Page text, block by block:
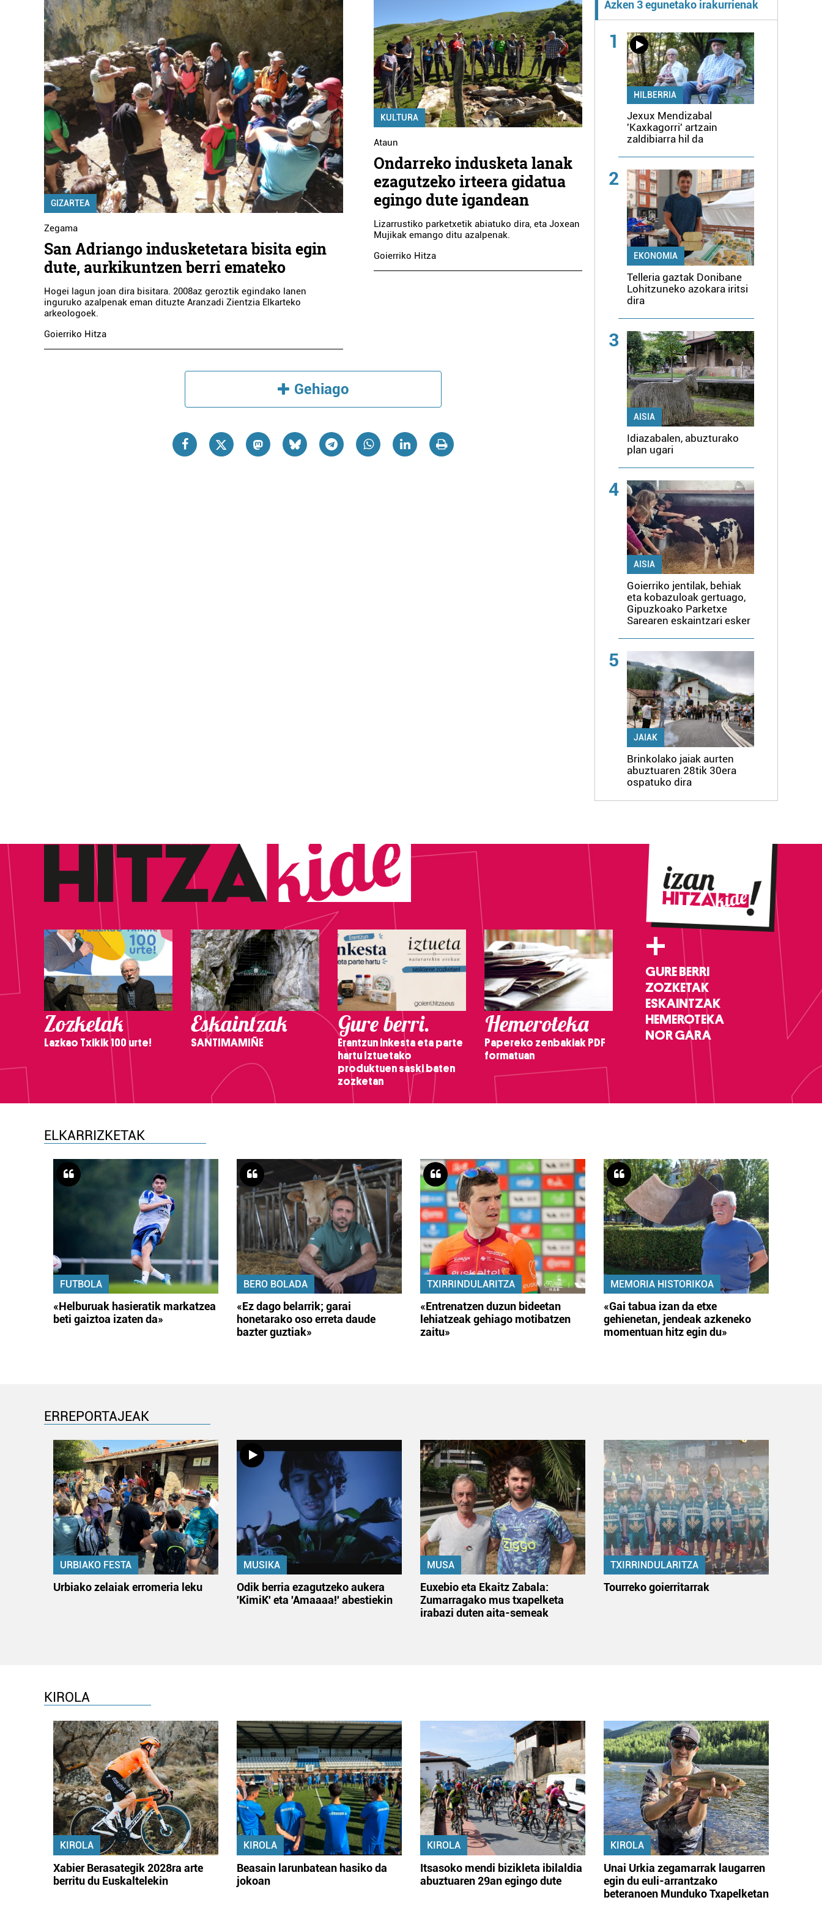
GIZARTEA
Zegama
San Adriango indusketetara bisita egin
dute, aurkikuntzen berri emateko
Hogei lagun joan dira bisitara. 2008az geroztik egindako lanen
inguruko azalpenak eman dituzte Aranzadi Zientzia Elkarteko
arkeologoek.
Goierriko Hitza
KULTURA
Ataun
Ondarreko indusketa lanak
ezagutzeko irteera gidatua
egingo dute igandean
Lizarrustiko parketxetik abiatuko dira, eta Joxean
Mujikak emango ditu azalpenak.
Goierriko Hitza
Gehiago
Azken 3 egunetako irakurrienak
1
HILBERRIA
Jexux Mendizabal
'Kaxkagorri' artzain
zaldibiarra hil da
2
EKONOMIA
Telleria gaztak Donibane
Lohitzuneko azokara iritsi
dira
3
AISIA
Idiazabalen, abuzturako
plan ugari
4
AISIA
Goierriko jentilak, behiak
eta kobazuloak gertuago,
Gipuzkoako Parketxe
Sarearen eskaintzari esker
5
JAIAK
Brinkolako jaiak aurten
abuztuaren 28tik 30era
ospatuko dira
Zozketak
Lazkao Txikik 100 urte!
Eskaintzak
SANTIMAMIÑE
Gure berri.
Erantzun inkesta eta parte
hartu Iztuetako
produktuen saski baten
zozketan
Hemeroteka
Papereko zenbakiak PDF
formatuan
+
GURE BERRI
ZOZKETAK
ESKAINTZAK
HEMEROTEKA
NOR GARA
ELKARRIZKETAK
FUTBOLA
«Helburuak hasieratik markatzea
beti gaiztoa izaten da»
BERO BOLADA
«Ez dago belarrik; garai
honetarako oso erreta daude
bazter guztiak»
TXIRRINDULARITZA
«Entrenatzen duzun bideetan
lehiatzeak gehiago motibatzen
zaitu»
MEMORIA HISTORIKOA
«Gai tabua izan da etxe
gehienetan, jendeak azkeneko
momentuan hitz egin du»
ERREPORTAJEAK
URBIAKO FESTA
Urbiako zelaiak erromeria leku
MUSIKA
Odik berria ezagutzeko aukera
'KimiK' eta 'Amaaaa!' abestiekin
MUSA
Euxebio eta Ekaitz Zabala:
Zumarragako mus txapelketa
irabazi duten aita-semeak
TXIRRINDULARITZA
Tourreko goierritarrak
KIROLA
KIROLA
Xabier Berasategik 2028ra arte
berritu du Euskaltelekin
KIROLA
Beasain larunbatean hasiko da
jokoan
KIROLA
Itsasoko mendi bizikleta ibilaldia
abuztuaren 29an egingo dute
KIROLA
Unai Urkia zegamarrak laugarren
egin du euli-arrantzako
beteranoen Munduko Txapelketan